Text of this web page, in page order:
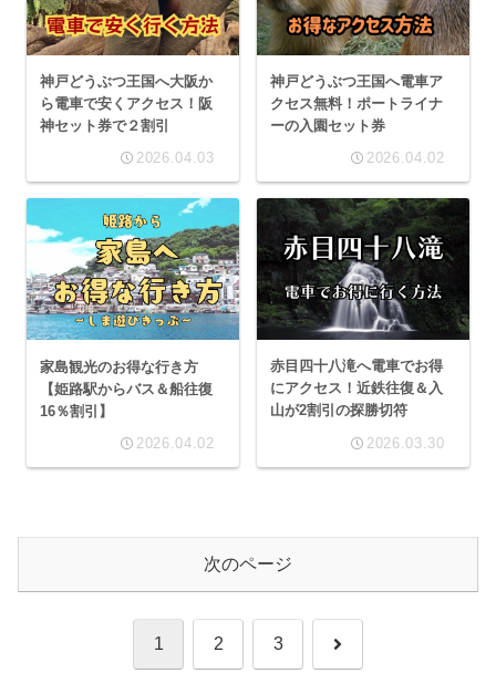
神戸どうぶつ王国へ大阪か
ら電車で安くアクセス！阪
神セット券で２割引
2026.04.03
神戸どうぶつ王国へ電車ア
クセス無料！ポートライナ
ーの入園セット券
2026.04.02
家島観光のお得な行き方
【姫路駅からバス＆船往復
16％割引】
2026.04.02
赤目四十八滝へ電車でお得
にアクセス！近鉄往復＆入
山が2割引の探勝切符
2026.03.30
次のページ
1 2 3 次